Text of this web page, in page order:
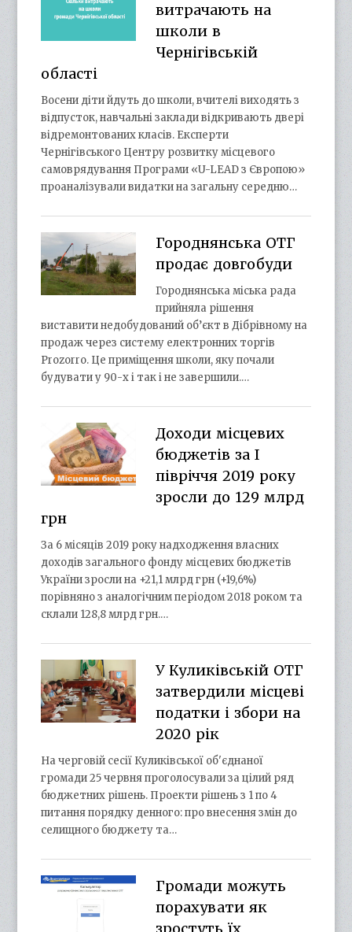
витрачають на
школи в
Чернігівській
області
Восени діти йдуть до школи, вчителі виходять з
відпусток, навчальні заклади відкривають двері
відремонтованих класів. Експерти
Чернігівського Центру розвитку місцевого
самоврядування Програми «U-LEAD з Європою»
проаналізували видатки на загальну середню…
Городнянська ОТГ
продає довгобуди
Городнянська міська рада
прийняла рішення
виставити недобудований об’єкт в Дібрівному на
продаж через систему електронних торгів
Prozorro. Це приміщення школи, яку почали
будувати у 90-х і так і не завершили.…
Доходи місцевих
бюджетів за І
півріччя 2019 року
зросли до 129 млрд
грн
За 6 місяців 2019 року надходження власних
доходів загального фонду місцевих бюджетів
України зросли на +21,1 млрд грн (+19,6%)
порівняно з аналогічним періодом 2018 роком та
склали 128,8 млрд грн.…
У Куликівській ОТГ
затвердили місцеві
податки і збори на
2020 рік
На черговій сесії Куликівської об'єднаної
громади 25 червня проголосували за цілий ряд
бюджетних рішень. Проекти рішень з 1 по 4
питання порядку денного: про внесення змін до
селищного бюджету та…
Громади можуть
порахувати як